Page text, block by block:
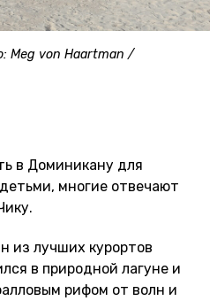
Meg von Haartman /
в Доминикану для
многие отвечают
из лучших курортов
в природной лагуне и
рифом от волн и